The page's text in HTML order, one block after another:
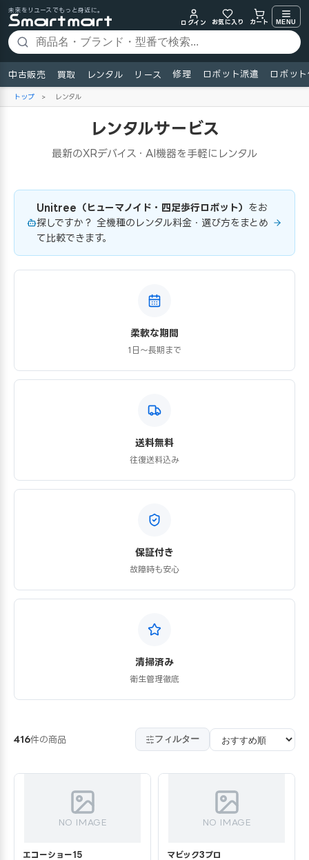
未来をリユースでもっと身近に。
ログイン
お気に入り カート MENU
中古販売 買取 レンタル リース 修理 ロボット派遣 ロボッ
トップ > レンタル
レンタルサービス
最新のXRデバイス・AI機器を手軽にレンタル
Unitree（ヒューマノイド・四足歩行ロボット） をお
探しですか？ 全機種のレンタル料金・選び方をまとめ
て比較できます。
柔軟な期間
1日〜長期まで
送料無料
往復送料込み
保証付き
故障時も安心
清掃済み
衛生管理徹底
416件の商品 フィルター
NO IMAGE
エコーショー15
NO IMAGE
マビック3プロ